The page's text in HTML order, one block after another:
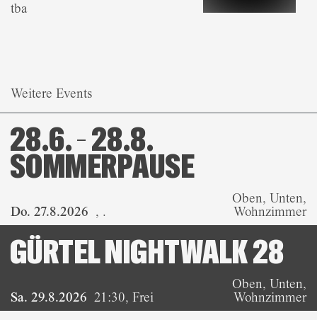
tba
Weitere Events
Do. 27.8.2026 , .
28.6. – 28.8.
SOMMERPAUSE
Oben, Unten,
Wohnzimmer
Sa. 29.8.2026 21:30,Frei
GÜRTEL NIGHTWALK 28
Oben, Unten,
Wohnzimmer